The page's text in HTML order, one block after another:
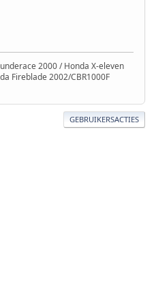
2000 / Honda X-eleven
Fireblade 2002/CBR1000F
GEBRUIKERSACTIES